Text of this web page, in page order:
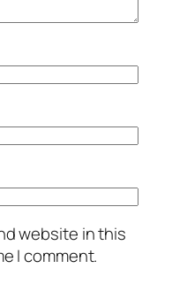
website in this
I comment.